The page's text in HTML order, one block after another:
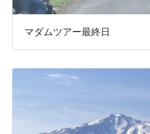
マダムツアー最終日